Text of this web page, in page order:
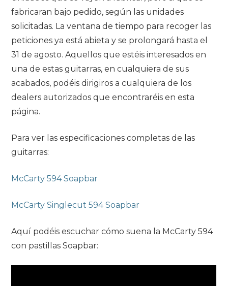
fabricaran bajo pedido, según las unidades
solicitadas. La ventana de tiempo para recoger las
peticiones ya está abieta y se prolongará hasta el
31 de agosto. Aquellos que estéis interesados en
una de estas guitarras, en cualquiera de sus
acabados, podéis dirigiros a cualquiera de los
dealers autorizados que encontraréis en esta
página.
Para ver las especificaciones completas de las
guitarras:
McCarty 594 Soapbar
McCarty Singlecut 594 Soapbar
Aquí podéis escuchar cómo suena la McCarty 594
con pastillas Soapbar: